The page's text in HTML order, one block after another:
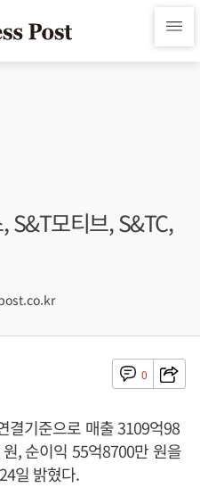
S&T모티브, S&TC,
0
결기준으로 매출 3109억98
, 순이익 55억8700만 원을
일 밝혔다.